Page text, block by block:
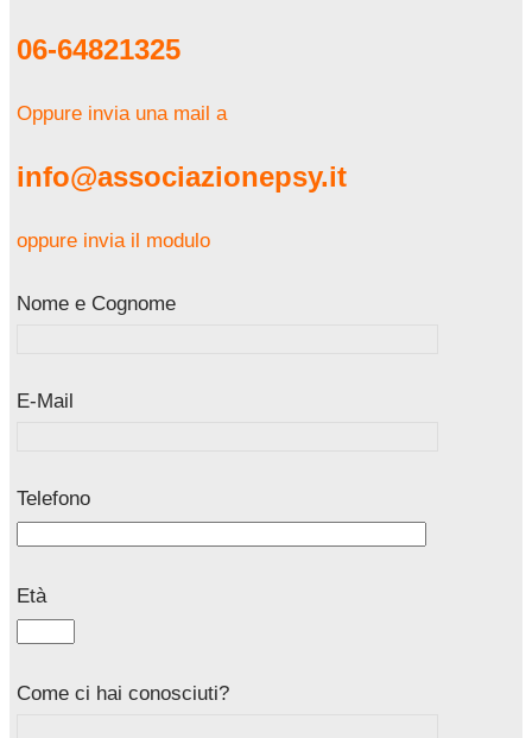
06-64821325
Oppure invia una mail a
info@associazionepsy.it
oppure invia il modulo
Nome e Cognome
E-Mail
Telefono
Età
Come ci hai conosciuti?